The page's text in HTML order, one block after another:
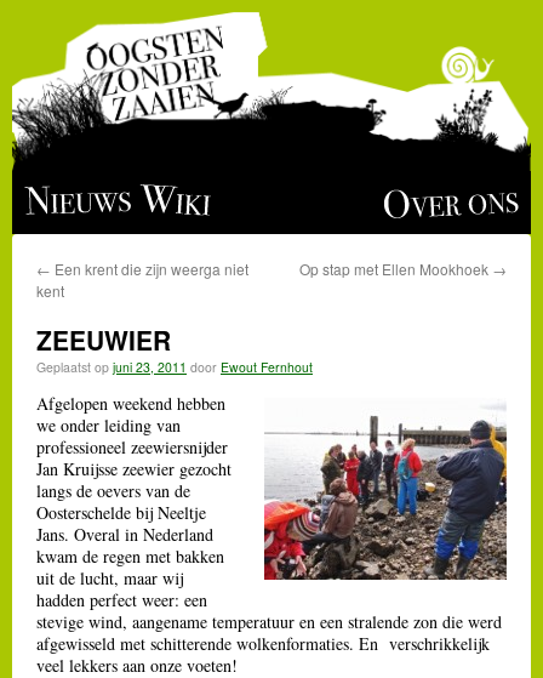
Ga
naar
inhoud
Nieuws Wiki Over ons
← Een krent die zijn weerga niet
kent
Op stap met Ellen Mookhoek →
ZEEUWIER
Geplaatst op juni 23, 2011 door Ewout Fernhout
Afgelopen weekend hebben
we onder leiding van
professioneel zeewiersnijder
Jan Kruijsse zeewier gezocht
langs de oevers van de
Oosterschelde bij Neeltje
Jans. Overal in Nederland
kwam de regen met bakken
uit de lucht, maar wij
hadden perfect weer: een
stevige wind, aangename temperatuur en een stralende zon die werd
afgewisseld met schitterende wolkenformaties. En verschrikkelijk
veel lekkers aan onze voeten!